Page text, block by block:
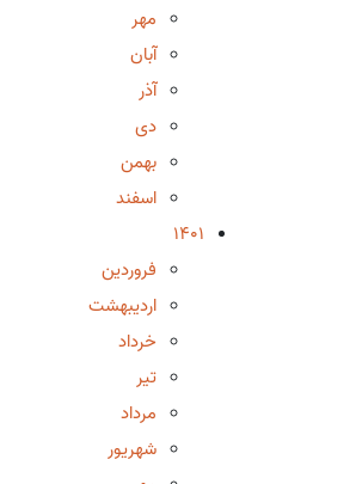
مهر
آبان
آذر
دی
بهمن
اسفند
1401
فروردین
اردیبهشت
خرداد
تیر
مرداد
شهریور